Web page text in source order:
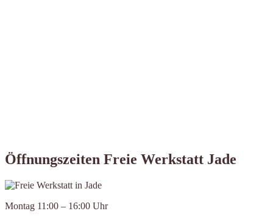
Öffnungszeiten Freie Werkstatt Jade
Montag 11:00 – 16:00 Uhr